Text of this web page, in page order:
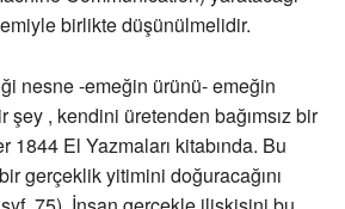
birlikte düşünülmelidir.
nesne -emeğin ürünü- emeğin
şey , kendini üretenden bağımsız bir
1844 El Yazmaları kitabında. Bu
gerçeklik yitimini doğuracağını